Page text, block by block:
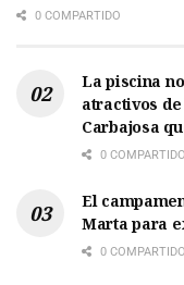
0 COMPARTIDO
La piscina
atractivos de
Carbajosa
0 COMPARTIDO
El
Marta para
0 COMPARTIDO